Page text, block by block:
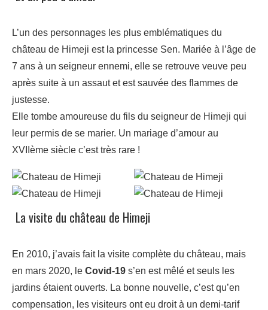
L’un des personnages les plus emblématiques du
château de Himeji est la princesse Sen. Mariée à l’âge de
7 ans à un seigneur ennemi, elle se retrouve veuve peu
après suite à un assaut et est sauvée des flammes de
justesse.
Elle tombe amoureuse du fils du seigneur de Himeji qui
leur permis de se marier. Un mariage d’amour au
XVIIème siècle c’est très rare !
La visite du château de Himeji
En 2010, j’avais fait la visite complète du château, mais
en mars 2020, le Covid-19 s’en est mêlé et seuls les
jardins étaient ouverts. La bonne nouvelle, c’est qu’en
compensation, les visiteurs ont eu droit à un demi-tarif